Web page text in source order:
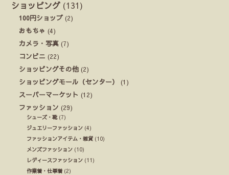
ショッピング (131)
100円ショップ (2)
おもちゃ (4)
カメラ・写真 (7)
コンビニ (22)
ショッピングその他 (2)
ショッピングモール（センター）
(1)
スーパーマーケット (12)
ファッション (29)
シューズ・靴(7)
ジュエリーファッション (4)
ファッションアイテム・雑貨 (10)
メンズファッション (10)
レディースファッション (11)
作業着・仕事着 (2)